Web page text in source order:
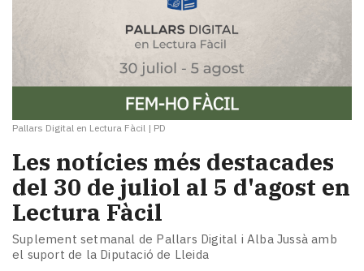
Pallars Digital en Lectura Fàcil | PD
Les notícies més destacades
del 30 de juliol al 5 d'agost en
Lectura Fàcil
Suplement setmanal de Pallars Digital i Alba Jussà amb
el suport de la Diputació de Lleida